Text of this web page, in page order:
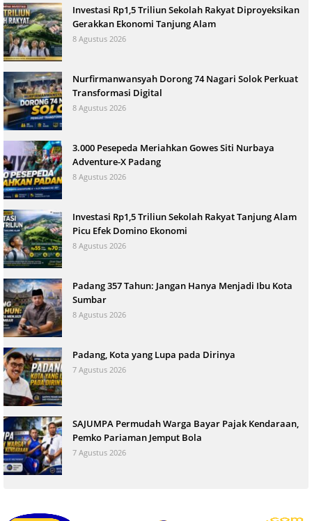
Investasi Rp1,5 Triliun Sekolah Rakyat Diproyeksikan
Gerakkan Ekonomi Tanjung Alam
8 Agustus 2026
Nurfirmanwansyah Dorong 74 Nagari Solok Perkuat
Transformasi Digital
8 Agustus 2026
3.000 Pesepeda Meriahkan Gowes Siti Nurbaya
Adventure-X Padang
8 Agustus 2026
Investasi Rp1,5 Triliun Sekolah Rakyat Tanjung Alam
Picu Efek Domino Ekonomi
8 Agustus 2026
Padang 357 Tahun: Jangan Hanya Menjadi Ibu Kota
Sumbar
8 Agustus 2026
Padang, Kota yang Lupa pada Dirinya
7 Agustus 2026
SAJUMPA Permudah Warga Bayar Pajak Kendaraan,
Pemko Pariaman Jemput Bola
7 Agustus 2026